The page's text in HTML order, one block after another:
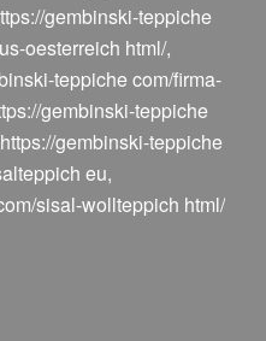
gembinski-teppiche
oesterreich html/,
teppiche com/firma-
gembinski-teppiche
https://gembinski-teppiche
eu,
sisal-wollteppich html/